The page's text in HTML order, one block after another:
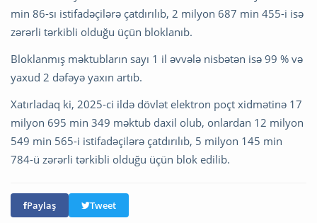
min 86-sı istifadəçilərə çatdırılıb, 2 milyon 687 min 455-i isə
zərərli tərkibli olduğu üçün bloklanıb.
Bloklanmış məktubların sayı 1 il əvvələ nisbətən isə 99 % və
yaxud 2 dəfəyə yaxın artıb.
Xatırladaq ki, 2025-ci ildə dövlət elektron poçt xidmətinə 17
milyon 695 min 349 məktub daxil olub, onlardan 12 milyon
549 min 565-i istifadəçilərə çatdırılıb, 5 milyon 145 min
784-ü zərərli tərkibli olduğu üçün blok edilib.
Paylaş Tweet